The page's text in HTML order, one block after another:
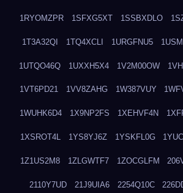
1RYOMZPR 1SFXG5XT 1SSBXDLO
1T3A32QI 1TQ4XCLI 1URGFNU5
1UTQO46Q 1UXXH5X4 1V2M00OW
1VT6PD21 1VV8ZAHG 1W387VUY
1WUHK6D4 1X9NP2FS 1XEHVF4N
1XSROT4L 1YS8YJ6Z 1YSKFL0G
1Z1US2M8 1ZLGWTF7 1ZOCGLFM
2110Y7UD 21J9UIA6 2254Q10C